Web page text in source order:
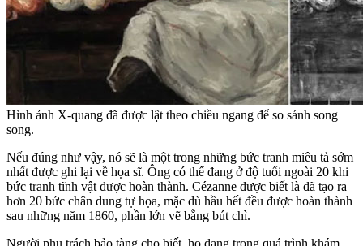
Hình ảnh X-quang đã được lật theo chiều ngang để so sánh song
song.
Nếu đúng như vậy, nó sẽ là một trong những bức tranh miêu tả sớm
nhất được ghi lại về họa sĩ. Ông có thể đang ở độ tuổi ngoài 20 khi
bức tranh tĩnh vật được hoàn thành. Cézanne được biết là đã tạo ra
hơn 20 bức chân dung tự họa, mặc dù hầu hết đều được hoàn thành
sau những năm 1860, phần lớn vẽ bằng bút chì.
Người phụ trách bảo tàng cho biết, họ đang trong quá trình khám